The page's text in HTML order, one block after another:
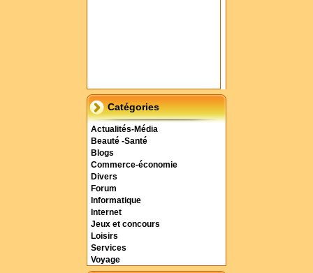
Catégories
Actualités-Média
Beauté -Santé
Blogs
Commerce-économie
Divers
Forum
Informatique
Internet
Jeux et concours
Loisirs
Services
Voyage